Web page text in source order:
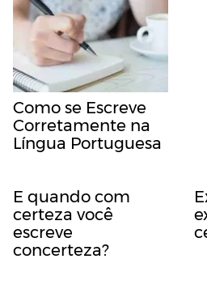
Como se Escreve
Corretamente na
Língua Portuguesa
E quando com
certeza você
escreve
concerteza?